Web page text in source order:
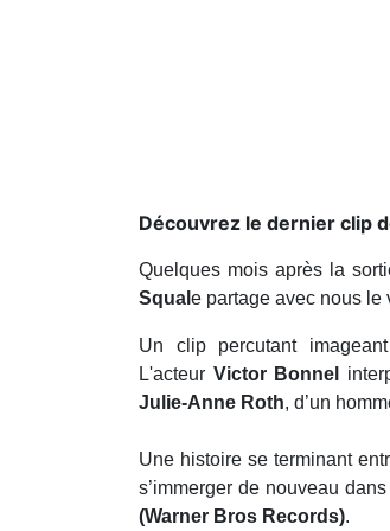
Découvrez le dernier clip
Quelques mois après la
Squal e partage avec nous le
Un clip percutant
L'acteur Victor Bonnel
Julie-Anne Roth, d’un
Une histoire se terminant
s’immerger de nouveau
(Warner Bros Records).